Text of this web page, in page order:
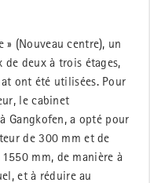
(Nouveau centre), un
deux à trois étages,
ont été utilisées. Pour
le cabinet
Gangkofen, a opté pour
de 300 mm et de
mm, de manière à
et à réduire au